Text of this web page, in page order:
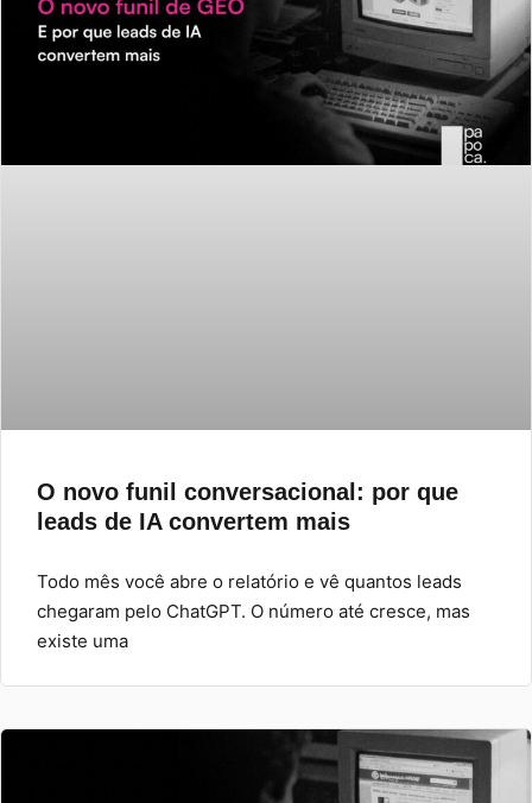
O novo funil conversacional: por que
leads de IA convertem mais
Todo mês você abre o relatório e vê quantos leads
chegaram pelo ChatGPT. O número até cresce, mas
existe uma